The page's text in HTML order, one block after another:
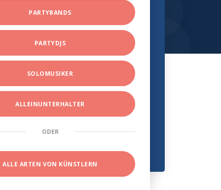
PARTYBANDS
PARTYDJS
SOLOMUSIKER
ALLEINUNTERHALTER
ODER
ALLE ARTEN VON KÜNSTLERN